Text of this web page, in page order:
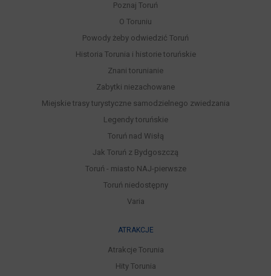
Poznaj Toruń
O Toruniu
Powody żeby odwiedzić Toruń
Historia Torunia i historie toruńskie
Znani torunianie
Zabytki niezachowane
Miejskie trasy turystyczne samodzielnego zwiedzania
Legendy toruńskie
Toruń nad Wisłą
Jak Toruń z Bydgoszczą
Toruń - miasto NAJ-pierwsze
Toruń niedostępny
Varia
ATRAKCJE
Atrakcje Torunia
Hity Torunia